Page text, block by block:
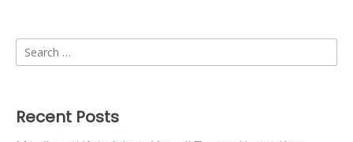
Search
for:
Recent Posts